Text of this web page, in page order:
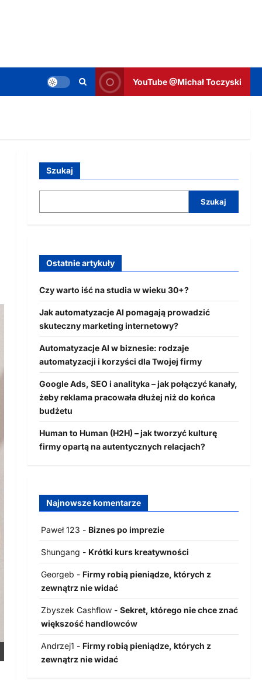
YouTube @Michał Toczyski
Szukaj
Szukaj
Ostatnie artykuły
Czy warto iść na studia w wieku 30+?
Jak automatyzacje AI pomagają prowadzić
skuteczny marketing internetowy?
Automatyzacje AI w biznesie: rodzaje
automatyzacji i korzyści dla Twojej firmy
Google Ads, SEO i analityka – jak połączyć kanały,
żeby reklama pracowała dłużej niż do końca
budżetu
Human to Human (H2H) – jak tworzyć kulturę
firmy opartą na autentycznych relacjach?
Najnowsze komentarze
Paweł 123 - Biznes po imprezie
Shungang - Krótki kurs kreatywności
Georgeb - Firmy robią pieniądze, których z
zewnątrz nie widać
Zbyszek Cashflow- Sekret, którego nie chce znać
większość handlowców
Andrzej1 - Firmy robią pieniądze, których z
zewnątrz nie widać